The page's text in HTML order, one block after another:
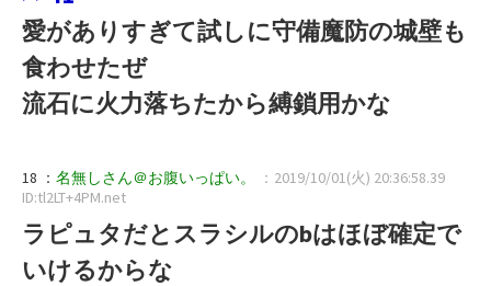
愛がありすぎて試しに守備魔防の城壁も
食わせたぜ
流石に火力落ちたから縛鎖用かな
18 ： 名無しさん＠お腹いっぱい。
：2019/10/01(火) 20:36:58.39
ID:tl2LT+4PM.net
ラピュタだとスラシルのbはほぼ確定で
いけるからな